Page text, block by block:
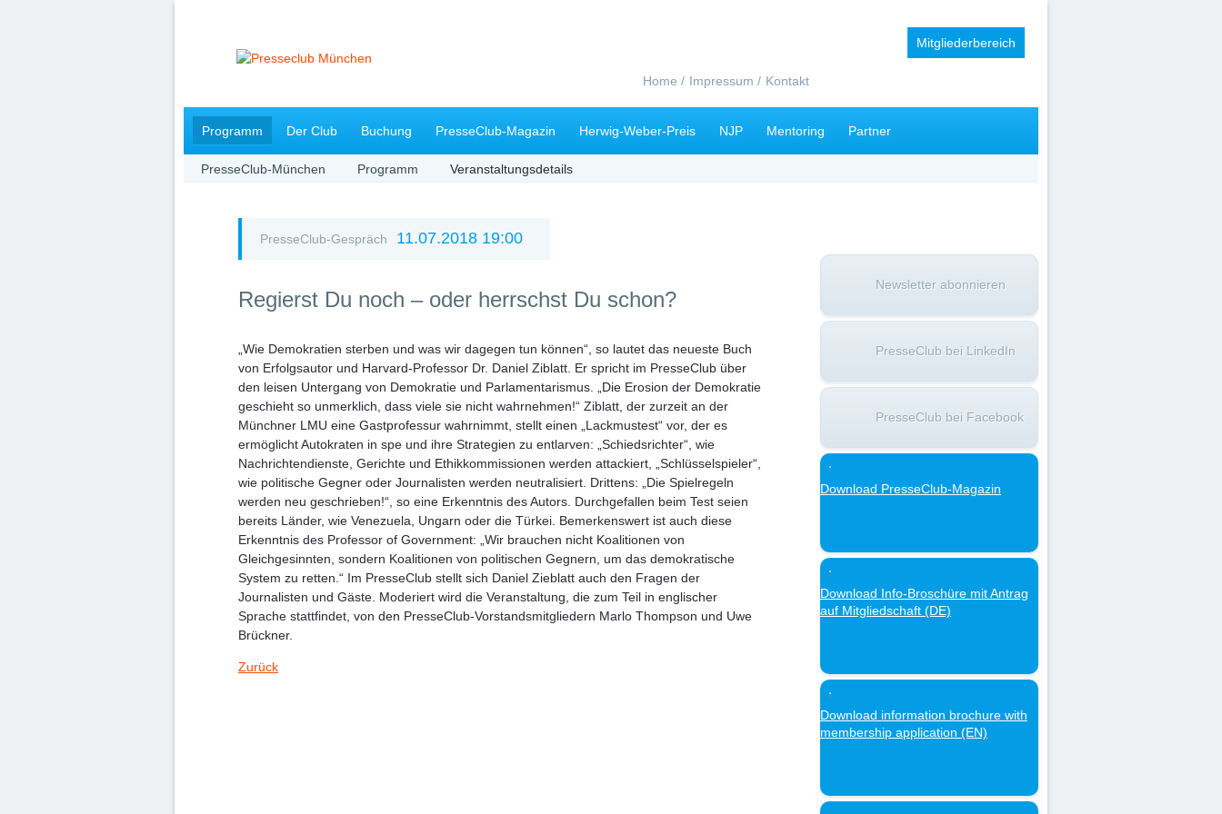
Mitgliederbereich
Navigation
Home Impressum Kontakt
Navigation
überspringen
Programm Der Club Buchung PresseClub-Magazin Herwig-Weber-Preis NJP Mentoring Partner
PresseClub-München Programm Veranstaltungsdetails
PresseClub-Gespräch 11.07.2018 19:00
Regierst Du noch – oder herrschst Du schon?
„Wie Demokratien sterben und was wir dagegen tun können“, so lautet das neueste Buch
von Erfolgsautor und Harvard-Professor Dr. Daniel Ziblatt. Er spricht im PresseClub über
den leisen Untergang von Demokratie und Parlamentarismus. „Die Erosion der Demokratie
geschieht so unmerklich, dass viele sie nicht wahrnehmen!“ Ziblatt, der zurzeit an der
Münchner LMU eine Gastprofessur wahrnimmt, stellt einen „Lackmustest“ vor, der es
ermöglicht Autokraten in spe und ihre Strategien zu entlarven: „Schiedsrichter“, wie
Nachrichtendienste, Gerichte und Ethikkommissionen werden attackiert, „Schlüsselspieler“,
wie politische Gegner oder Journalisten werden neutralisiert. Drittens: „Die Spielregeln
werden neu geschrieben!“, so eine Erkenntnis des Autors. Durchgefallen beim Test seien
bereits Länder, wie Venezuela, Ungarn oder die Türkei. Bemerkenswert ist auch diese
Erkenntnis des Professor of Government: „Wir brauchen nicht Koalitionen von
Gleichgesinnten, sondern Koalitionen von politischen Gegnern, um das demokratische
System zu retten.“ Im PresseClub stellt sich Daniel Zieblatt auch den Fragen der
Journalisten und Gäste. Moderiert wird die Veranstaltung, die zum Teil in englischer
Sprache stattfindet, von den PresseClub-Vorstandsmitgliedern Marlo Thompson und Uwe
Brückner.
Zurück
Newsletter abonnieren
PresseClub bei LinkedIn
PresseClub bei Facebook
Download PresseClub-Magazin
Download Info-Broschüre mit Antrag
auf Mitgliedschaft (DE)
Download information brochure with
membership application (EN)